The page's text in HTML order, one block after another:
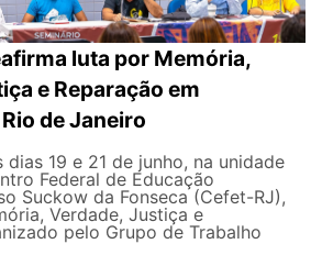
luta por Memória,
e Reparação em
de Janeiro
dias 19 e 21 de junho, na unidade
Federal de Educação
Suckow da Fonseca (Cefet-RJ),
Verdade, Justiça e
pelo Grupo de Trabalho